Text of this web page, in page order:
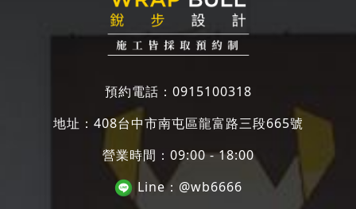
預約電話： 0915100318
地址： 408台中市南屯區龍富路三段665號
營業時間：09:00 - 18:00
Line： @wb6666